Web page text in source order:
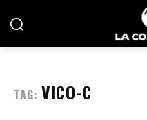
TAG: VICO-C